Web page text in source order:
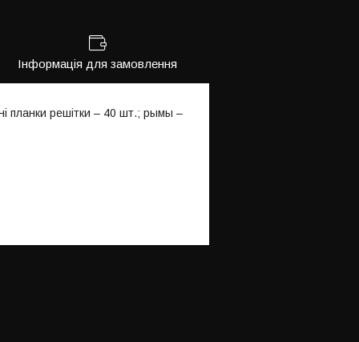
Інформація для замовлення
планки решітки – 40 шт.; рымы –